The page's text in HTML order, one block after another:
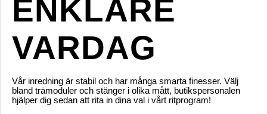
ENKLARE
VARDAG
Vår inredning är stabil och har många smarta finesser. Välj
bland trämoduler och stänger i olika mått, butikspersonalen
hjälper dig sedan att rita in dina val i vårt ritprogram!